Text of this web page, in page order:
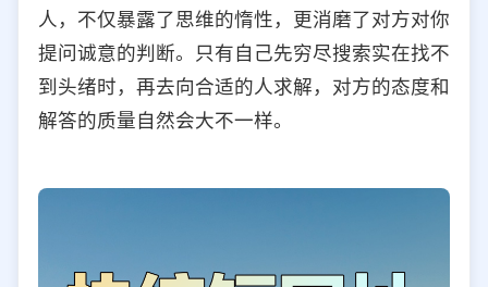
人，不仅暴露了思维的惰性，更消磨了对方对你
提问诚意的判断。只有自己先穷尽搜索实在找不
到头绪时，再去向合适的人求解，对方的态度和
解答的质量自然会大不一样。